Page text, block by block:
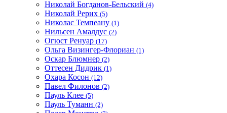
Николай Богданов-Бельский (4)
Николай Рерих (5)
Николас Темпеану (1)
Нильсен Амалдус (2)
Огюст Ренуар (17)
Ольга Визингер-Флориан (1)
Оскар Блюмнер (2)
Оттесен Дидрик (1)
Охара Косон (12)
Павел Филонов (2)
Пауль Клее (5)
Пауль Туманн (2)